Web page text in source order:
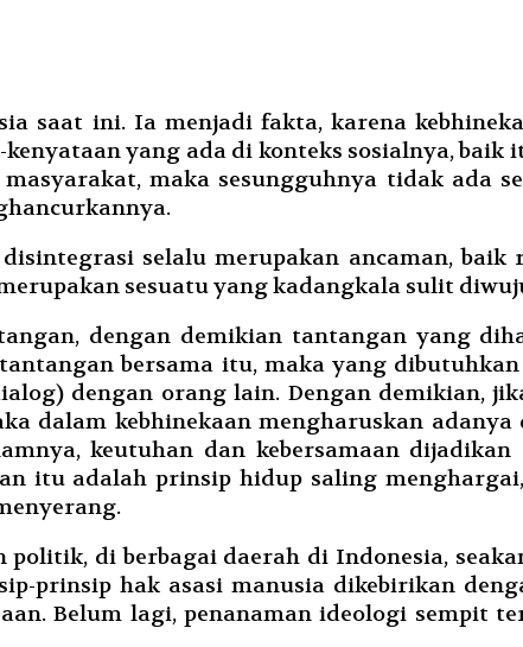
saat ini. Ia menjadi fakta, karena
yang ada di konteks sosialnya, baik
maka sesungguhnya tidak ada
selalu merupakan ancaman,
sesuatu yang kadangkala sulit
dengan demikian tantangan yang
bersama itu, maka yang
dengan orang lain. Dengan demikian,
dalam kebhinekaan mengharuskan
keutuhan dan kebersamaan dijadikan
itu adalah prinsip hidup saling
di berbagai daerah di Indonesia,
prinsip hak asasi manusia dikebirikan
Belum lagi, penanaman ideologi sempit